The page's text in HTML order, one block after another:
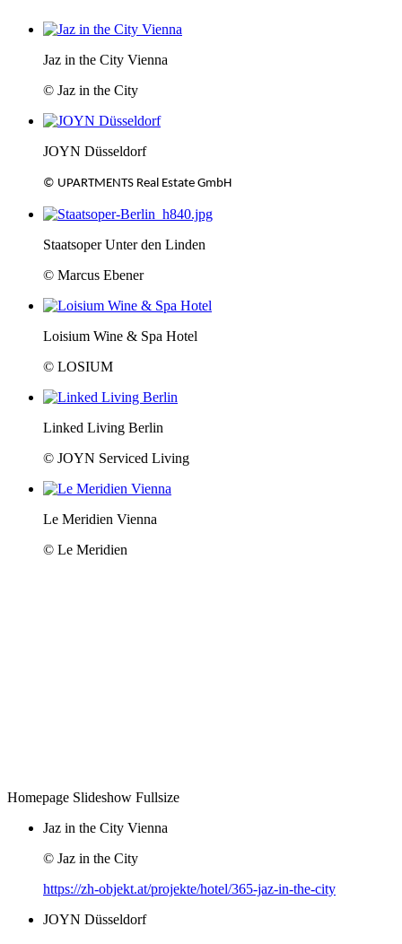
Jaz in the City Vienna
© Jaz in the City
JOYN Düsseldorf
© UPARTMENTS Real Estate GmbH
Staatsoper Unter den Linden
© Marcus Ebener
Loisium Wine & Spa Hotel
© LOSIUM
Linked Living Berlin
© JOYN Serviced Living
Le Meridien Vienna
© Le Meridien
Homepage Slideshow Fullsize
Jaz in the City Vienna
© Jaz in the City
https://zh-objekt.at/projekte/hotel/365-jaz-in-the-city
JOYN Düsseldorf